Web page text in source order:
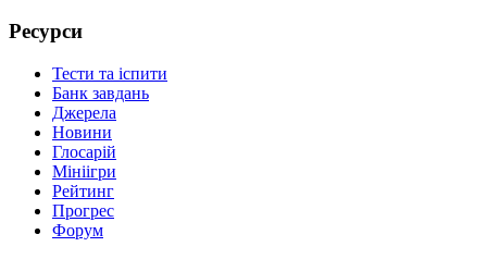
Ресурси
Тести та іспити
Банк завдань
Джерела
Новини
Глосарій
Мініігри
Рейтинг
Прогрес
Форум